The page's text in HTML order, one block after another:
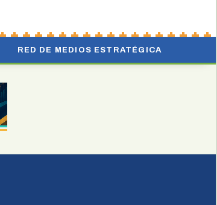
RED DE MEDIOS ESTRATÉGICA